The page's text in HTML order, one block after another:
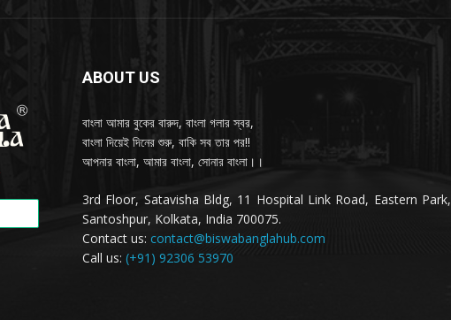
ABOUT US
বাংলা আমার বুকের বারুদ, বাংলা গলার স্বর,
বাংলা দিয়েই দিনের শুরু, বাকি সব তার পর!!
আপনার বাংলা, আমার বাংলা, সোনার বাংলা।।
3rd Floor, Satavisha Bldg, 11 Hospital Link Road, Eastern Park,
Santoshpur, Kolkata, India 700075.
Contact us: contact@biswabanglahub.com
Call us: (+91) 92306 53970